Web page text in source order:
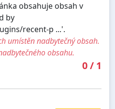
obsahuje obsah v
by
recent-p ...'.
umístěn nadbytečný obsah.
obsahu.
0/ 1